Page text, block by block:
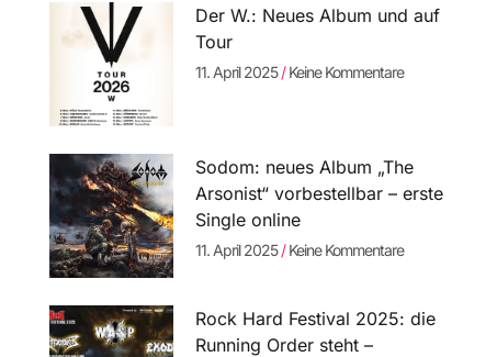
Der W.: Neues Album und auf
Tour
11. April 2025 Keine Kommentare
Sodom: neues Album „The
Arsonist“ vorbestellbar – erste
Single online
11. April 2025 Keine Kommentare
Rock Hard Festival 2025: die
Running Order steht –